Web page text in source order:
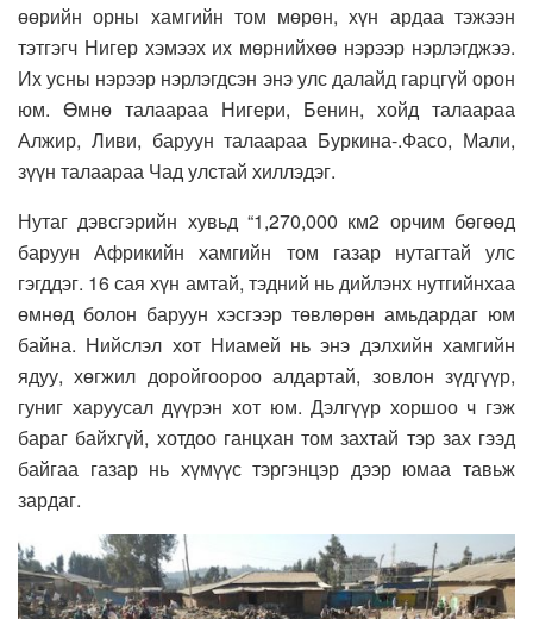
өөрийн орны хамгийн том мөрөн, хүн ардаа тэжээн
тэтгэгч Нигер хэмээх их мөрнийхөө нэрээр нэрлэгджээ.
Их усны нэрээр нэрлэгдсэн энэ улс далайд гарцгүй орон
юм. Өмнө талаараа Нигери, Бенин, хойд талаараа
Алжир, Ливи, баруун талаараа Буркина-.Фасо, Мали,
зүүн талаараа Чад улстай хиллэдэг.
Нутаг дэвсгэрийн хувьд “1,270,000 км2 орчим бөгөөд
баруун Африкийн хамгийн том газар нутагтай улс
гэгддэг. 16 сая хүн амтай, тэдний нь дийлэнх нутгийнхаа
өмнөд болон баруун хэсгээр төвлөрөн амьдардаг юм
байна. Нийслэл хот Ниамей нь энэ дэлхийн хамгийн
ядуу, хөгжил доройгоороо алдартай, зовлон зүдгүүр,
гуниг харуусал дүүрэн хот юм. Дэлгүүр хоршоо ч гэж
бараг байхгүй, хотдоо ганцхан том захтай тэp зах гээд
байгаа газар нь хүмүүс тэргэнцэр дээр юмаа тавьж
зардаг.